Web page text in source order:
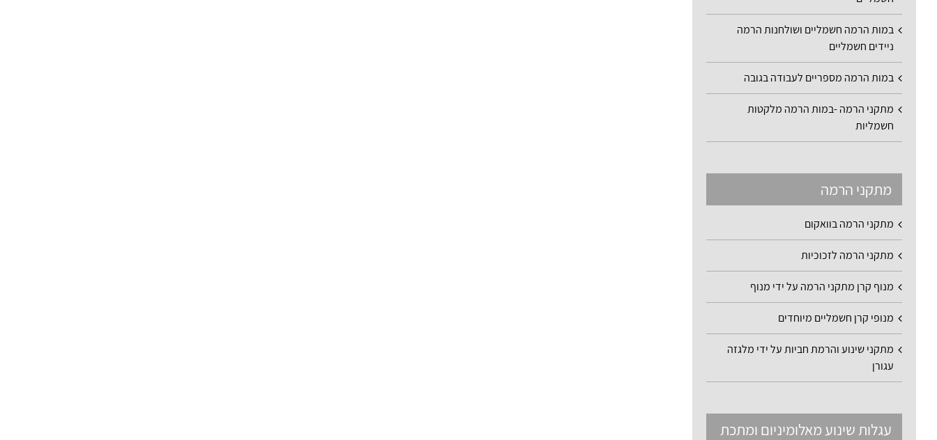
במות הרמה חשמליים ושולחנות הרמה
ניידים חשמליים
במות הרמה מספריים לעבודה בגובה
מתקני הרמה -במות הרמה מלקטות
חשמליות
מתקני הרמה
מתקני הרמה בוואקום
מתקני הרמה לזכוכיות
מנוף קרן מתקני הרמה על ידי מנוף
מנופי קרן חשמליים מיוחדים
מתקני שינוע והרמת חביות על ידי מלגזה
עגורן
עגלות שינוע מאלומיניום ומתכת